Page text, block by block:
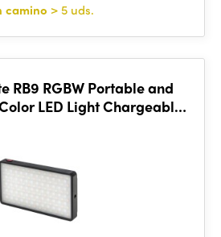
camino > 5 uds.
RB9 RGBW Portable and
LED Light Chargeable